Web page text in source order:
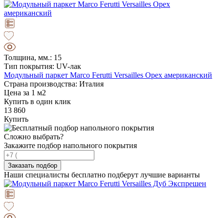
Толщина, мм.: 15
Тип покрытия: UV-лак
Модульный паркет Marco Ferutti Versailles Орех американский
Страна производства: Италия
Цена за 1 м2
Купить в один клик
13 860
Купить
Сложно выбрать?
Закажите подбор напольного покрытия
Заказать подбор
Наши специалисты бесплатно подберут лучшие варианты